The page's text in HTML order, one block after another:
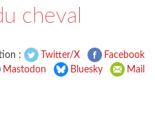
cheval
: Twitter/X
Facebook
Mastodon Bluesky Mail